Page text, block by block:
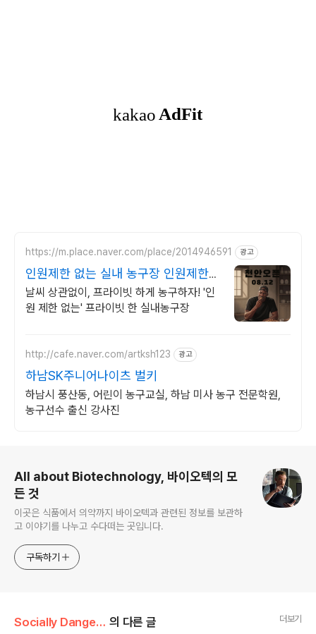
https://m.place.naver.com/place/2014946591 광고
인원제한 없는 실내 농구장 인원제한
없는 실내 농구장
날씨 상관없이, 프라이빗 하게 농구하자! '인
원 제한 없는' 프라이빗 한 실내농구장
http://cafe.naver.com/artksh123 광고
하남SK주니어나이츠 벌키
하남시 풍산동, 어린이 농구교실, 하남 미사 농구 전문학원,
농구선수 출신 강사진
All about Biotechnology, 바이오텍의 모
든 것
이곳은 식품에서 의약까지 바이오텍과 관련된 정보를 보관하
고 이야기를 나누고 수다떠는 곳입니다.
구독하기
Socially Dangerous 의 다른 글 더보기